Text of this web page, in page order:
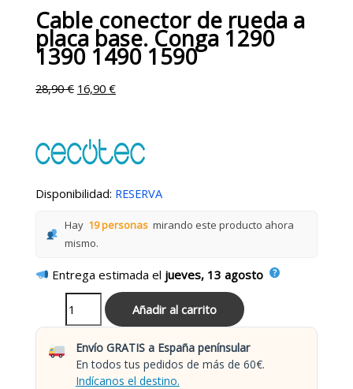
Cable conector de rueda a
placa base. Conga 1290
1390 1490 1590
28,90€ 16,90€
Disponibilidad: RESERVA
Hay 19 personas mirando este producto ahora
mismo.
Entrega estimada el jueves, 13 agosto
Añadir al carrito
Envío GRATIS a España penínsular
En todos tus pedidos de más de 60€.
Indícanos el destino.